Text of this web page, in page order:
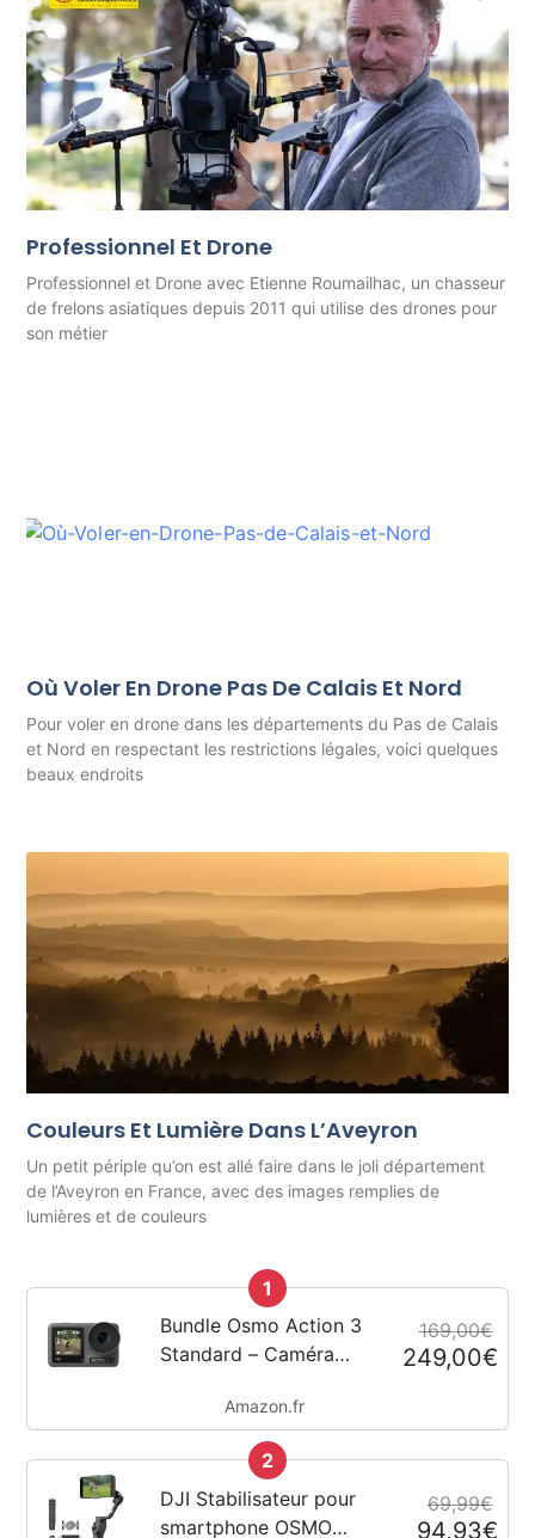
Professionnel Et Drone
Professionnel et Drone avec Etienne Roumailhac, un chasseur
de frelons asiatiques depuis 2011 qui utilise des drones pour
son métier
Où Voler En Drone Pas De Calais Et Nord
Pour voler en drone dans les départements du Pas de Calais
et Nord en respectant les restrictions légales, voici quelques
beaux endroits
Couleurs Et Lumière Dans L’Aveyron
Un petit périple qu’on est allé faire dans le joli département
de l’Aveyron en France, avec des images remplies de
lumières et de couleurs
1
Bundle Osmo Action 3
Standard – Caméra
super large,
HorizonSteady,
résistant au froid,
longue durée, support
vertical à démontage...
169,00€
249,00€
Amazon.fr
2
DJI Stabilisateur pour
smartphone OSMO
69,99€
94,93€